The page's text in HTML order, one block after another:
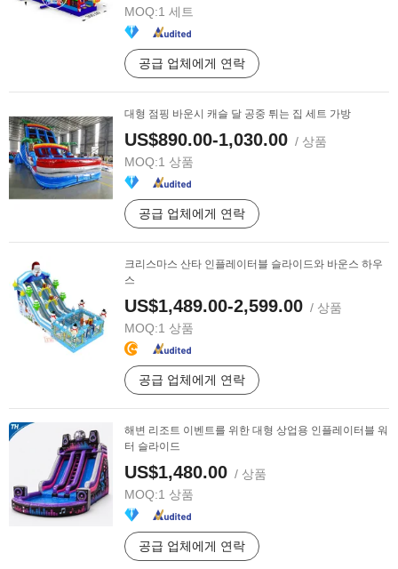
MOQ:1 세트
공급 업체에게 연락
대형 점핑 바운시 캐슬 달 공중 튀는 집 세트 가방
US$890.00-1,030.00 / 상품
MOQ:1 상품
공급 업체에게 연락
크리스마스 산타 인플레이터블 슬라이드와 바운스 하우
스
US$1,489.00-2,599.00 / 상품
MOQ:1 상품
공급 업체에게 연락
해변 리조트 이벤트를 위한 대형 상업용 인플레이터블 워
터 슬라이드
US$1,480.00 / 상품
MOQ:1 상품
공급 업체에게 연락